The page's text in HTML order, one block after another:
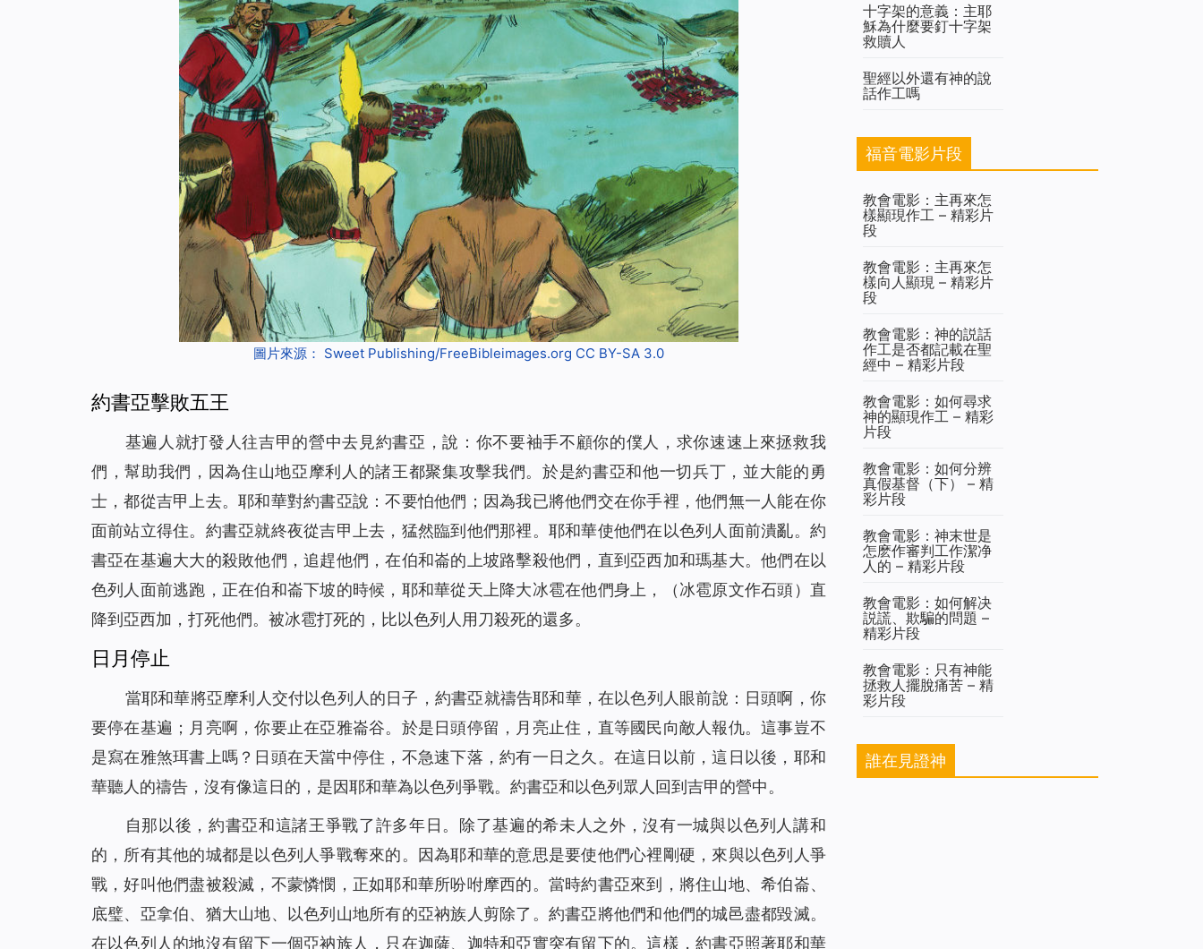
圖片來源： Sweet Publishing/FreeBibleimages.org CC BY-SA 3.0
約書亞擊敗五王
基遍人就打發人往吉甲的營中去見約書亞，說：你不要袖手不顧你的僕人，求你速速上來拯救我
們，幫助我們，因為住山地亞摩利人的諸王都聚集攻擊我們。於是約書亞和他一切兵丁，並大能的勇
士，都從吉甲上去。耶和華對約書亞說：不要怕他們；因為我已將他們交在你手裡，他們無一人能在你
面前站立得住。約書亞就終夜從吉甲上去，猛然臨到他們那裡。耶和華使他們在以色列人面前潰亂。約
書亞在基遍大大的殺敗他們，追趕他們，在伯和崙的上坡路擊殺他們，直到亞西加和瑪基大。他們在以
色列人面前逃跑，正在伯和崙下坡的時候，耶和華從天上降大冰雹在他們身上，（冰雹原文作石頭）直
降到亞西加，打死他們。被冰雹打死的，比以色列人用刀殺死的還多。
日月停止
當耶和華將亞摩利人交付以色列人的日子，約書亞就禱告耶和華，在以色列人眼前說：日頭啊，你
要停在基遍；月亮啊，你要止在亞雅崙谷。於是日頭停留，月亮止住，直等國民向敵人報仇。這事豈不
是寫在雅煞珥書上嗎？日頭在天當中停住，不急速下落，約有一日之久。在這日以前，這日以後，耶和
華聽人的禱告，沒有像這日的，是因耶和華為以色列爭戰。約書亞和以色列眾人回到吉甲的營中。
自那以後，約書亞和這諸王爭戰了許多年日。除了基遍的希未人之外，沒有一城與以色列人講和
的，所有其他的城都是以色列人爭戰奪來的。因為耶和華的意思是要使他們心裡剛硬，來與以色列人爭
戰，好叫他們盡被殺滅，不蒙憐憫，正如耶和華所吩咐摩西的。當時約書亞來到，將住山地、希伯崙、
底璧、亞拿伯、猶大山地、以色列山地所有的亞衲族人剪除了。約書亞將他們和他們的城邑盡都毀滅。
在以色列人的地沒有留下一個亞衲族人，只在迦薩、迦特和亞實突有留下的。這樣，約書亞照著耶和華
十字架的意義：主耶
穌為什麼要釘十字架
救贖人
聖經以外還有神的說
話作工嗎
福音電影片段
教會電影：主再來怎
樣顯現作工 – 精彩片
段
教會電影：主再來怎
樣向人顯現 – 精彩片
段
教會電影：神的説話
作工是否都記載在聖
經中 – 精彩片段
教會電影：如何尋求
神的顯現作工 – 精彩
片段
教會電影：如何分辨
真假基督（下） – 精
彩片段
教會電影：神末世是
怎麽作審判工作潔净
人的 – 精彩片段
教會電影：如何解决
説謊、欺騙的問題 –
精彩片段
教會電影：只有神能
拯救人擺脫痛苦 – 精
彩片段
誰在見證神